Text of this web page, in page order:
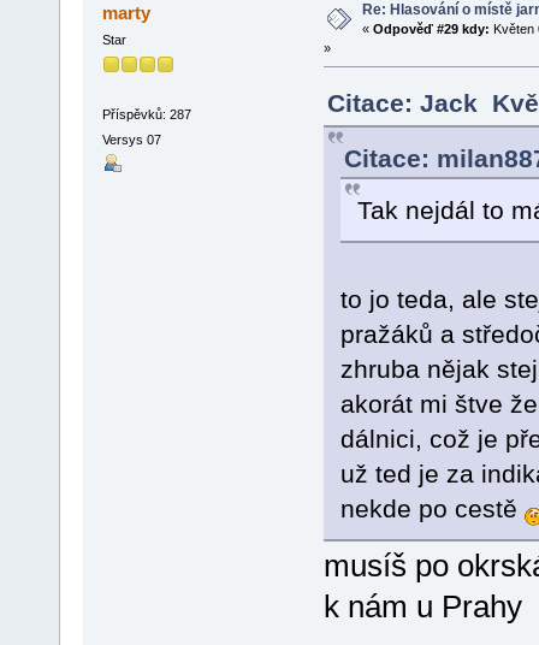
marty
Star
Příspěvků: 287
Versys 07
Re: Hlasování o místě
« Odpověď #29 kdy: Květen
»
Citace: Jack
Citace:
Tak nejdál to
to jo teda, ale
pražáků a
zhruba nějak
akorát mi štve
dálnici, což je
už ted je za
nekde po cestě
musíš po
k nám u Prahy